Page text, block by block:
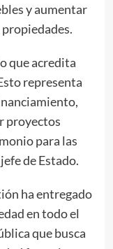
y aumentar
que acredita
representa
proyectos
para las
de Estado.
ha entregado
en todo el
que busca